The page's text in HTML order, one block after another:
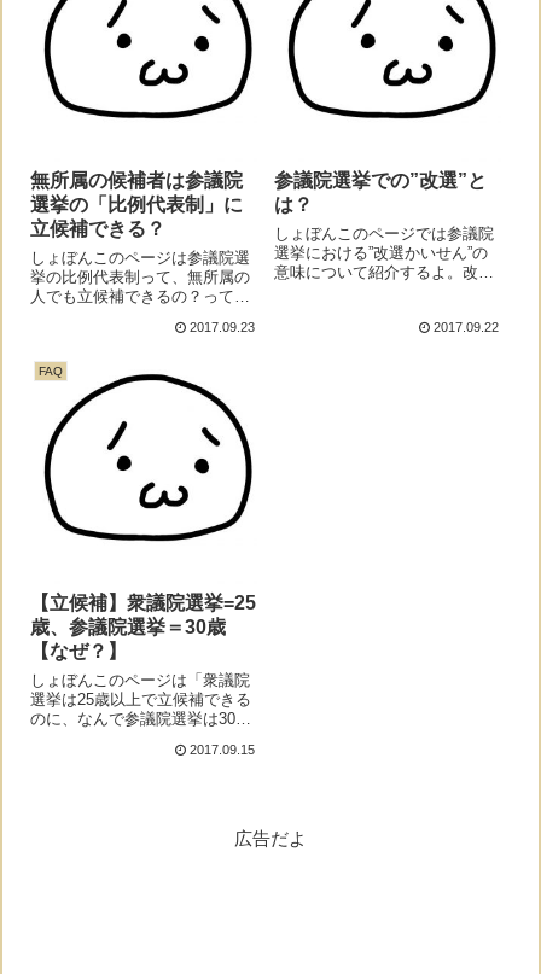
無所属の候補者は参議院
選挙の「比例代表制」に
立候補できる？
しょぼんこのページは参議院選
挙の比例代表制って、無所属の
人でも立候補できるの？って疑
だよ。立候補できる？しょぼん
の？モナー結論から言うと、で
きないよ。↓の表のように、衆
議院選挙の比例代表...
2017.09.23
参議院選挙での”改選”と
は？
しょぼんこのページでは参議院
選挙における”改選かいせん”の
意味について紹介するよ。改選
モナー「参議院議員の半分を選
2017.09.22
FAQ
【立候補】衆議院選挙=25
歳、参議院選挙＝30歳
【なぜ？】
しょぼんこのページは「衆議院
選挙は25歳以上で立候補できる
のに、なんで参議院選挙は30歳
る人向けのページだよ。なぜ？
2017.09.15
広告だよ